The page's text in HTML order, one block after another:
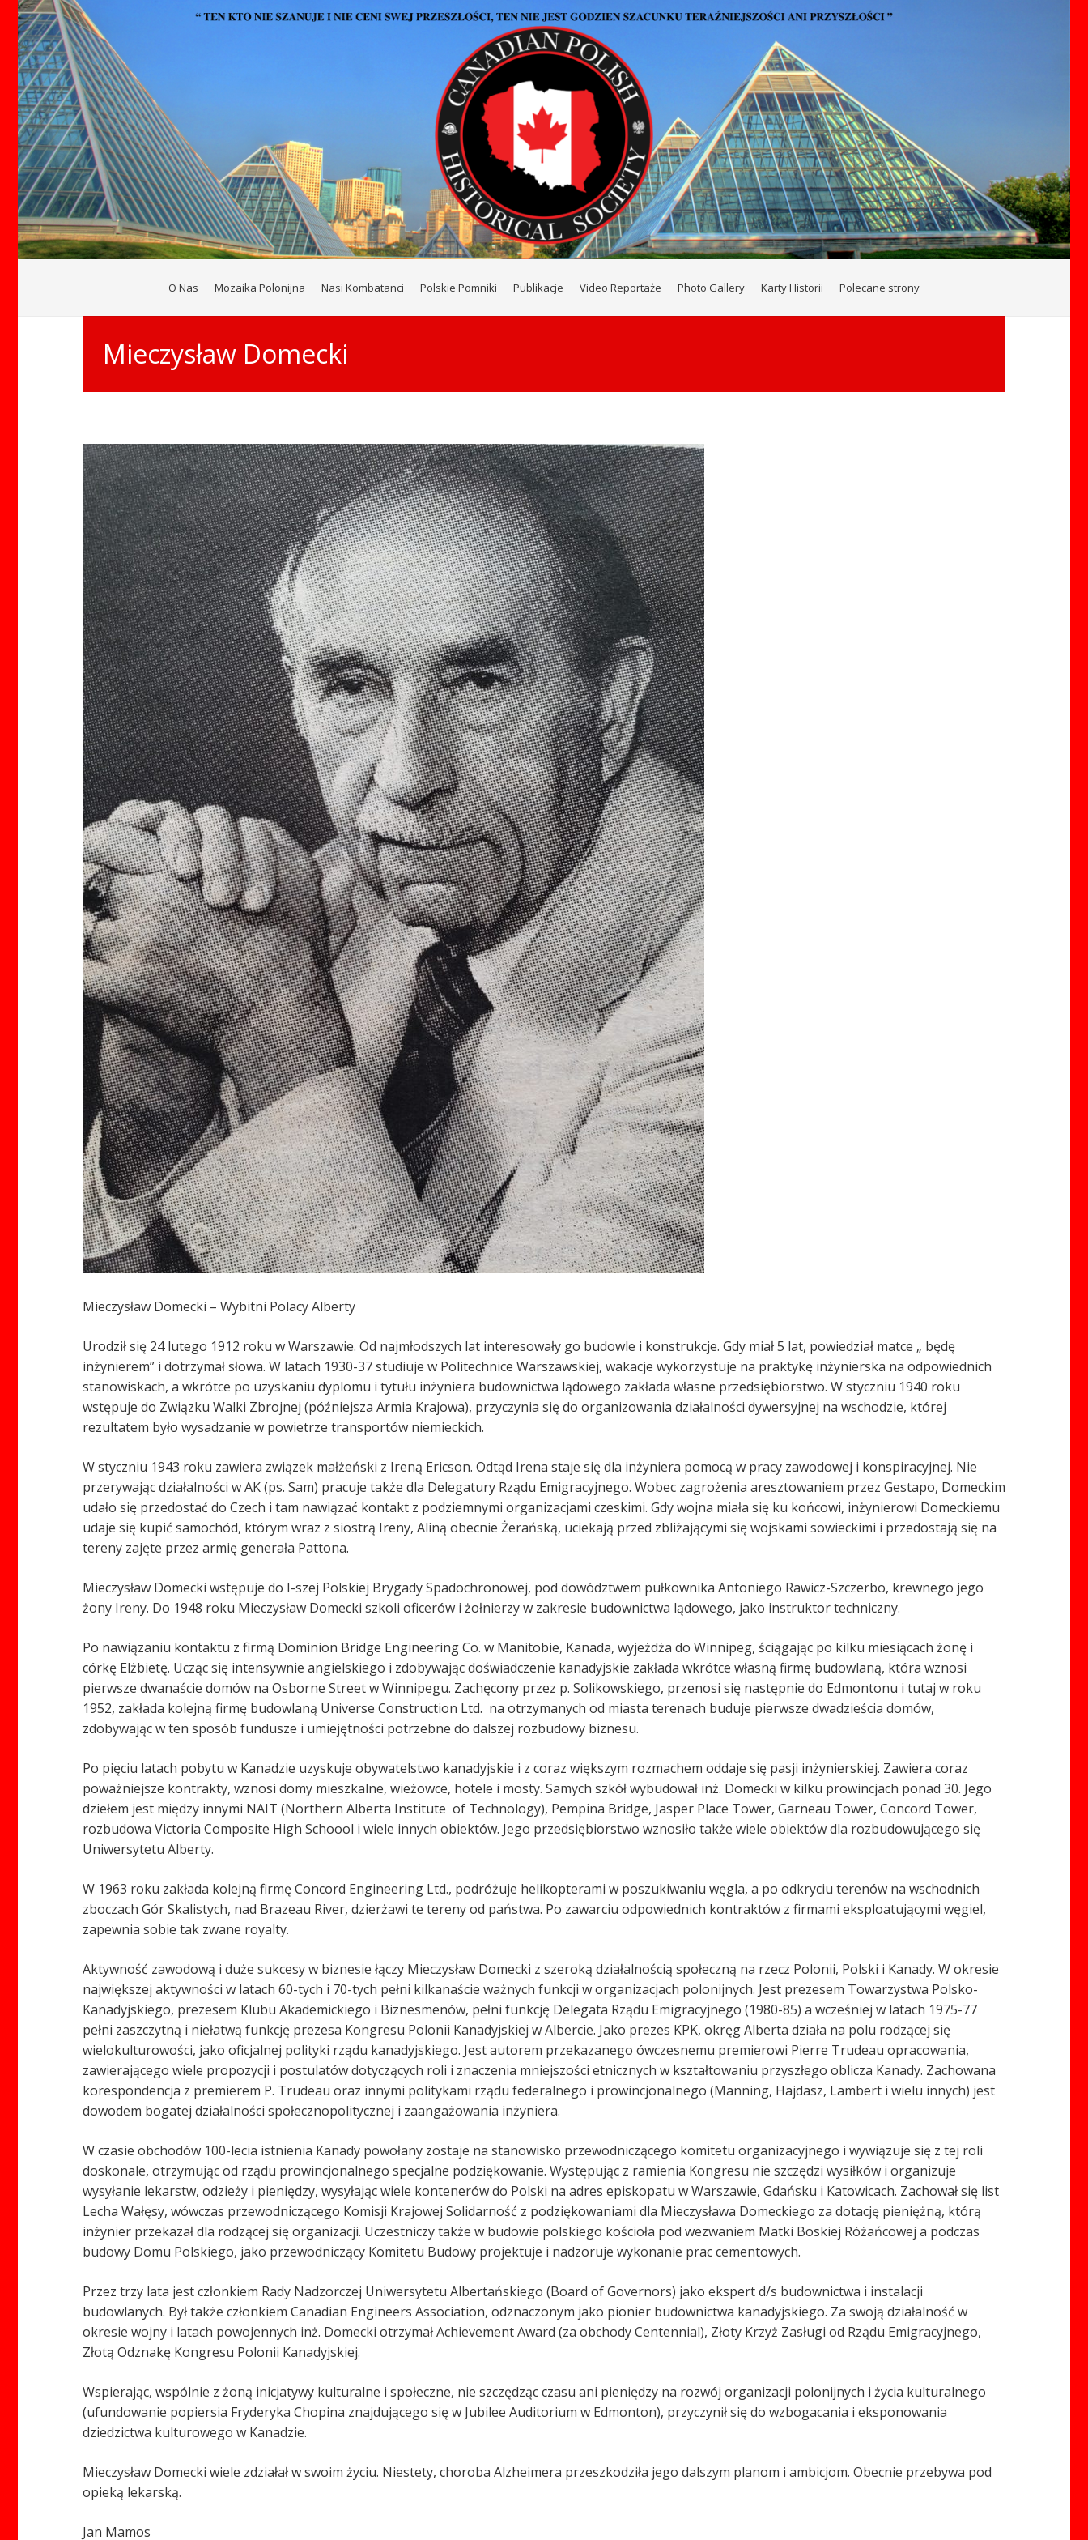
O Nas Mozaika Polonijna Nasi Kombatanci Polskie Pomniki Publikacje Video Reportaże Photo Gallery Karty Historii Polecane strony
Mieczysław Domecki
Mieczysław Domecki – Wybitni Polacy Alberty
Urodził się 24 lutego 1912 roku w Warszawie. Od najmłodszych lat interesowały go budowle i konstrukcje. Gdy miał 5 lat, powiedział matce „ będę
inżynierem” i dotrzymał słowa. W latach 1930-37 studiuje w Politechnice Warszawskiej, wakacje wykorzystuje na praktykę inżynierska na odpowiednich
stanowiskach, a wkrótce po uzyskaniu dyplomu i tytułu inżyniera budownictwa lądowego zakłada własne przedsiębiorstwo. W styczniu 1940 roku
wstępuje do Związku Walki Zbrojnej (późniejsza Armia Krajowa), przyczynia się do organizowania działalności dywersyjnej na wschodzie, której
rezultatem było wysadzanie w powietrze transportów niemieckich.
W styczniu 1943 roku zawiera związek małżeński z Ireną Ericson. Odtąd Irena staje się dla inżyniera pomocą w pracy zawodowej i konspiracyjnej. Nie
przerywając działalności w AK (ps. Sam) pracuje także dla Delegatury Rządu Emigracyjnego. Wobec zagrożenia aresztowaniem przez Gestapo, Domeckim
udało się przedostać do Czech i tam nawiązać kontakt z podziemnymi organizacjami czeskimi. Gdy wojna miała się ku końcowi, inżynierowi Domeckiemu
udaje się kupić samochód, którym wraz z siostrą Ireny, Aliną obecnie Żerańską, uciekają przed zbliżającymi się wojskami sowieckimi i przedostają się na
tereny zajęte przez armię generała Pattona.
Mieczysław Domecki wstępuje do I-szej Polskiej Brygady Spadochronowej, pod dowództwem pułkownika Antoniego Rawicz-Szczerbo, krewnego jego
żony Ireny. Do 1948 roku Mieczysław Domecki szkoli oficerów i żołnierzy w zakresie budownictwa lądowego, jako instruktor techniczny.
Po nawiązaniu kontaktu z firmą Dominion Bridge Engineering Co. w Manitobie, Kanada, wyjeżdża do Winnipeg, ściągając po kilku miesiącach żonę i
córkę Elżbietę. Ucząc się intensywnie angielskiego i zdobywając doświadczenie kanadyjskie zakłada wkrótce własną firmę budowlaną, która wznosi
pierwsze dwanaście domów na Osborne Street w Winnipegu. Zachęcony przez p. Solikowskiego, przenosi się następnie do Edmontonu i tutaj w roku
1952, zakłada kolejną firmę budowlaną Universe Construction Ltd. na otrzymanych od miasta terenach buduje pierwsze dwadzieścia domów,
zdobywając w ten sposób fundusze i umiejętności potrzebne do dalszej rozbudowy biznesu.
Po pięciu latach pobytu w Kanadzie uzyskuje obywatelstwo kanadyjskie i z coraz większym rozmachem oddaje się pasji inżynierskiej. Zawiera coraz
poważniejsze kontrakty, wznosi domy mieszkalne, wieżowce, hotele i mosty. Samych szkół wybudował inż. Domecki w kilku prowincjach ponad 30. Jego
dziełem jest między innymi NAIT (Northern Alberta Institute of Technology), Pempina Bridge, Jasper Place Tower, Garneau Tower, Concord Tower,
rozbudowa Victoria Composite High Schoool i wiele innych obiektów. Jego przedsiębiorstwo wznosiło także wiele obiektów dla rozbudowującego się
Uniwersytetu Alberty.
W 1963 roku zakłada kolejną firmę Concord Engineering Ltd., podróżuje helikopterami w poszukiwaniu węgla, a po odkryciu terenów na wschodnich
zboczach Gór Skalistych, nad Brazeau River, dzierżawi te tereny od państwa. Po zawarciu odpowiednich kontraktów z firmami eksploatującymi węgiel,
zapewnia sobie tak zwane royalty.
Aktywność zawodową i duże sukcesy w biznesie łączy Mieczysław Domecki z szeroką działalnością społeczną na rzecz Polonii, Polski i Kanady. W okresie
największej aktywności w latach 60-tych i 70-tych pełni kilkanaście ważnych funkcji w organizacjach polonijnych. Jest prezesem Towarzystwa Polsko-
Kanadyjskiego, prezesem Klubu Akademickiego i Biznesmenów, pełni funkcję Delegata Rządu Emigracyjnego (1980-85) a wcześniej w latach 1975-77
pełni zaszczytną i niełatwą funkcję prezesa Kongresu Polonii Kanadyjskiej w Albercie. Jako prezes KPK, okręg Alberta działa na polu rodzącej się
wielokulturowości, jako oficjalnej polityki rządu kanadyjskiego. Jest autorem przekazanego ówczesnemu premierowi Pierre Trudeau opracowania,
zawierającego wiele propozycji i postulatów dotyczących roli i znaczenia mniejszości etnicznych w kształtowaniu przyszłego oblicza Kanady. Zachowana
korespondencja z premierem P. Trudeau oraz innymi politykami rządu federalnego i prowincjonalnego (Manning, Hajdasz, Lambert i wielu innych) jest
dowodem bogatej działalności społecznopolitycznej i zaangażowania inżyniera.
W czasie obchodów 100-lecia istnienia Kanady powołany zostaje na stanowisko przewodniczącego komitetu organizacyjnego i wywiązuje się z tej roli
doskonale, otrzymując od rządu prowincjonalnego specjalne podziękowanie. Występując z ramienia Kongresu nie szczędzi wysiłków i organizuje
wysyłanie lekarstw, odzieży i pieniędzy, wysyłając wiele kontenerów do Polski na adres episkopatu w Warszawie, Gdańsku i Katowicach. Zachował się list
Lecha Wałęsy, wówczas przewodniczącego Komisji Krajowej Solidarność z podziękowaniami dla Mieczysława Domeckiego za dotację pieniężną, którą
inżynier przekazał dla rodzącej się organizacji. Uczestniczy także w budowie polskiego kościoła pod wezwaniem Matki Boskiej Różańcowej a podczas
budowy Domu Polskiego, jako przewodniczący Komitetu Budowy projektuje i nadzoruje wykonanie prac cementowych.
Przez trzy lata jest członkiem Rady Nadzorczej Uniwersytetu Albertańskiego (Board of Governors) jako ekspert d/s budownictwa i instalacji
budowlanych. Był także członkiem Canadian Engineers Association, odznaczonym jako pionier budownictwa kanadyjskiego. Za swoją działalność w
okresie wojny i latach powojennych inż. Domecki otrzymał Achievement Award (za obchody Centennial), Złoty Krzyż Zasługi od Rządu Emigracyjnego,
Złotą Odznakę Kongresu Polonii Kanadyjskiej.
Wspierając, wspólnie z żoną inicjatywy kulturalne i społeczne, nie szczędząc czasu ani pieniędzy na rozwój organizacji polonijnych i życia kulturalnego
(ufundowanie popiersia Fryderyka Chopina znajdującego się w Jubilee Auditorium w Edmonton), przyczynił się do wzbogacania i eksponowania
dziedzictwa kulturowego w Kanadzie.
Mieczysław Domecki wiele zdziałał w swoim życiu. Niestety, choroba Alzheimera przeszkodziła jego dalszym planom i ambicjom. Obecnie przebywa pod
opieką lekarską.
Jan Mamos